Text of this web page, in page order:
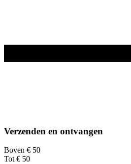
Verzenden en ontvangen
Boven € 50
Tot € 50